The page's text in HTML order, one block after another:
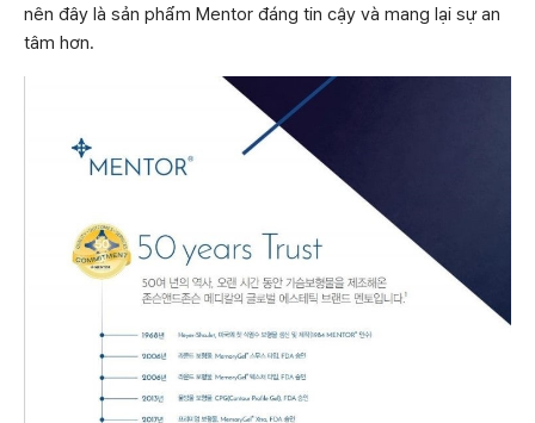
nên đây là sản phẩm Mentor đáng tin cậy và mang lại sự an
tâm hơn.